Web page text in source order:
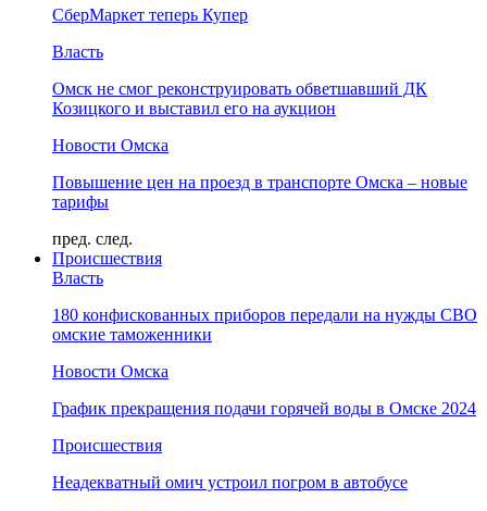
СберМаркет теперь Купер
Власть
Омск не смог реконструировать обветшавший ДК
Козицкого и выставил его на аукцион
Новости Омска
Повышение цен на проезд в транспорте Омска – новые
тарифы
пред. след.
Происшествия
Власть
180 конфискованных приборов передали на нужды СВО
омские таможенники
Новости Омска
График прекращения подачи горячей воды в Омске 2024
Происшествия
Неадекватный омич устроил погром в автобусе